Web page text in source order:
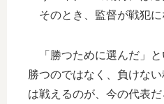
そのとき、監督が戦犯に
「勝つために選んだ」と
勝つのではなく、負けな
は戦えるのが、今の代表